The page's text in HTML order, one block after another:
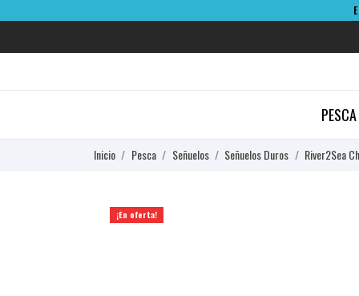
PESCA
Inicio Pesca Señuelos Señuelos Duros River2Sea
¡En oferta!